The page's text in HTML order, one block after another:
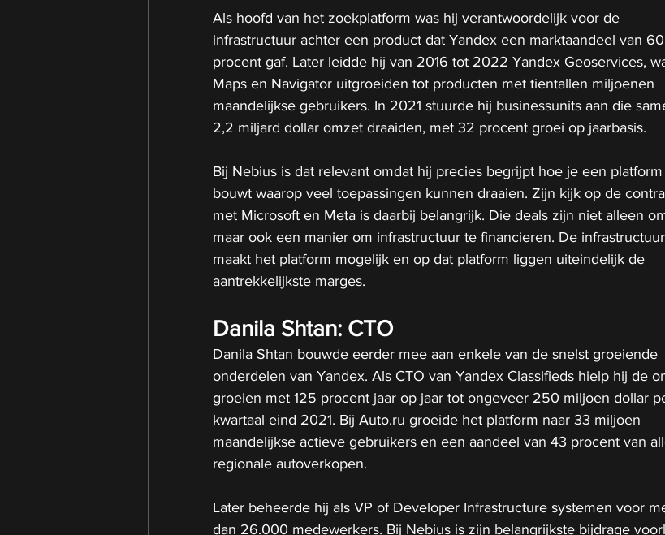
Als hoofd van het zoekplatform was hij verantwoordelijk voor de
infrastructuur achter een product dat Yandex een marktaandeel van
procent gaf. Later leidde hij van 2016 tot 2022 Yandex Geoservices,
Maps en Navigator uitgroeiden tot producten met tientallen miljoenen
maandelijkse gebruikers. In 2021 stuurde hij businessunits aan die
2,2 miljard dollar omzet draaiden, met 32 procent groei op jaarbasis.
Bij Nebius is dat relevant omdat hij precies begrijpt hoe je een platform
bouwt waarop veel toepassingen kunnen draaien. Zijn kijk op de
met Microsoft en Meta is daarbij belangrijk. Die deals zijn niet alleen
maar ook een manier om infrastructuur te financieren. De infrastructuur
maakt het platform mogelijk en op dat platform liggen uiteindelijk de
aantrekkelijkste marges.
Danila Shtan: CTO
Danila Shtan bouwde eerder mee aan enkele van de snelst groeiende
onderdelen van Yandex. Als CTO van Yandex Classifieds hielp hij de
groeien met 125 procent jaar op jaar tot ongeveer 250 miljoen dollar
kwartaal eind 2021. Bij Auto.ru groeide het platform naar 33 miljoen
maandelijkse actieve gebruikers en een aandeel van 43 procent van
regionale autoverkopen.
Later beheerde hij als VP of Developer Infrastructure systemen voor
dan 26.000 medewerkers. Bij Nebius is zijn belangrijkste bijdrage